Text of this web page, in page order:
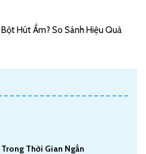
Hút Ẩm? So Sánh Hiệu Quả
Thời Gian Ngắn